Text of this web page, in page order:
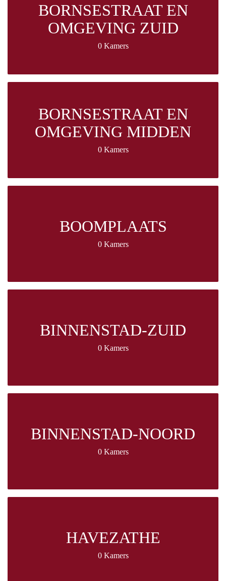
BORNSESTRAAT EN
OMGEVING ZUID
0 Kamers
BORNSESTRAAT EN
OMGEVING MIDDEN
0 Kamers
BOOMPLAATS
0 Kamers
BINNENSTAD-ZUID
0 Kamers
BINNENSTAD-NOORD
0 Kamers
HAVEZATHE
0 Kamers